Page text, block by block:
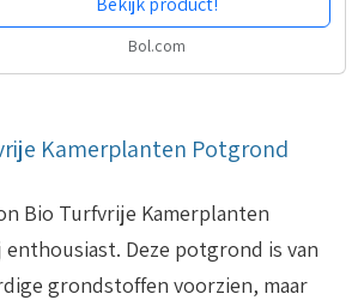
Bol.com
Kamerplanten Potgrond
Bio Turfvrije Kamerplanten
Deze potgrond is van
grondstoffen voorzien, maar